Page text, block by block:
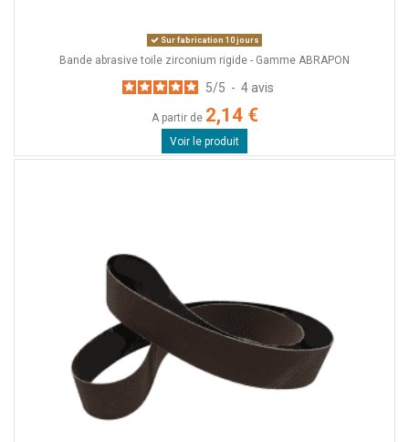
Sur fabrication 10 jours
Bande abrasive toile zirconium rigide - Gamme ABRAPON
5/5 - 4 avis
A partir de 2,14 €
Voir le produit